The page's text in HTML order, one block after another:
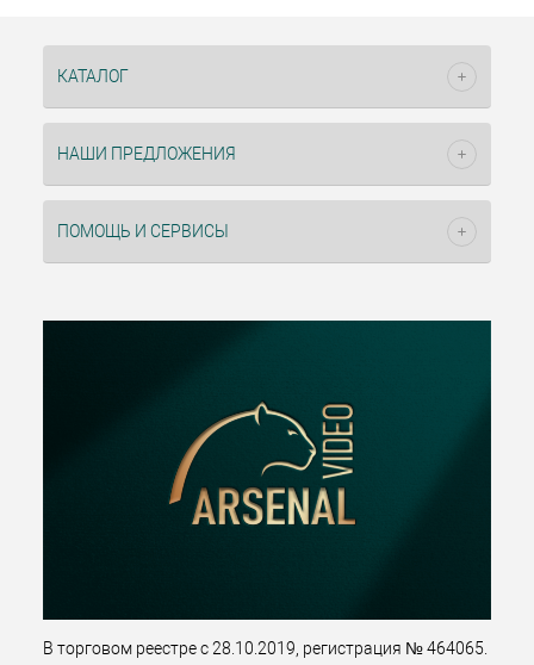
КАТАЛОГ
НАШИ ПРЕДЛОЖЕНИЯ
ПОМОЩЬ И СЕРВИСЫ
В торговом реестре с 28.10.2019, регистрация № 464065.